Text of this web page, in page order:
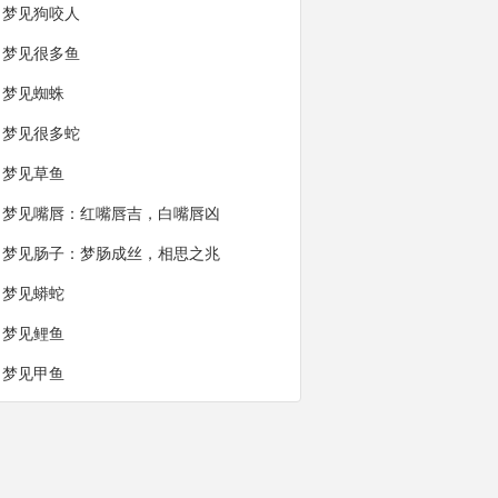
梦见狗咬人
梦见很多鱼
梦见蜘蛛
梦见很多蛇
梦见草鱼
梦见嘴唇：红嘴唇吉，白嘴唇凶
梦见肠子：梦肠成丝，相思之兆
梦见蟒蛇
梦见鲤鱼
梦见甲鱼